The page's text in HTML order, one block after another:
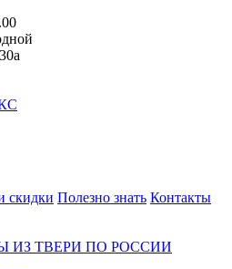
скидки Полезно знать Контакты
ИЗ ТВЕРИ ПО РОССИИ